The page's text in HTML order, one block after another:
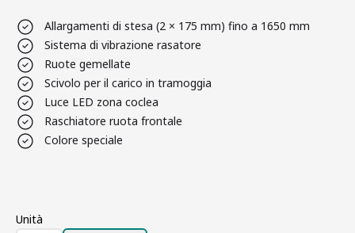
Allargamenti di stesa (2 × 175 mm) fino a 1650 mm
Sistema di vibrazione rasatore
Ruote gemellate
Scivolo per il carico in tramoggia
Luce LED zona coclea
Raschiatore ruota frontale
Colore speciale
Unità